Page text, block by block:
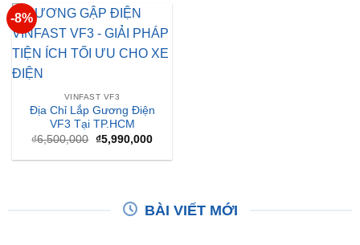
-8%
VINFAST VF3
Địa Chỉ Lắp Gương Điện
VF3 Tại TP.HCM
₫6,500,000 Giá
gốc
là:
₫5,990,000Giá
tại
BÀI VIẾT MỚI